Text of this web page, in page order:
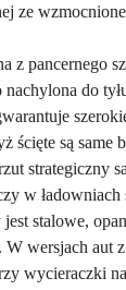
ze
z pancernego
do
ścięte są same
strategiczny
w ładowniach
stalowe,
wersjach aut
wycieraczki